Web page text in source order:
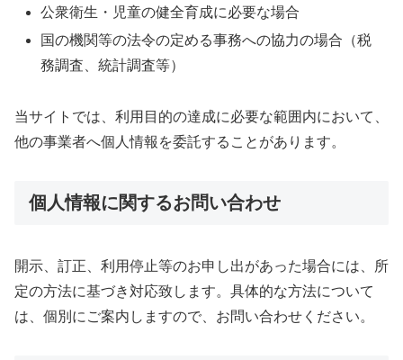
公衆衛生・児童の健全育成に必要な場合
国の機関等の法令の定める事務への協力の場合（税
務調査、統計調査等）
当サイトでは、利用目的の達成に必要な範囲内において、
他の事業者へ個人情報を委託することがあります。
個人情報に関するお問い合わせ
開示、訂正、利用停止等のお申し出があった場合には、所
定の方法に基づき対応致します。具体的な方法について
は、個別にご案内しますので、お問い合わせください。